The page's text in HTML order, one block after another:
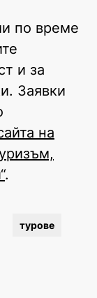
по време
и за
Заявки
на
.
турове